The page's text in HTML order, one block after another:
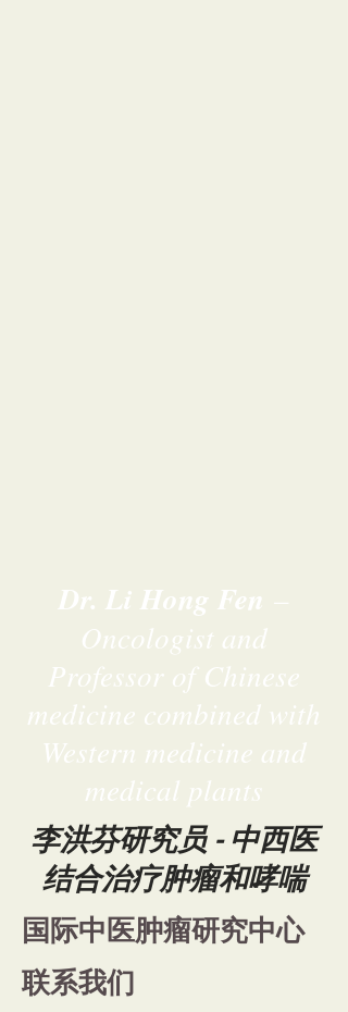
Dr. Li Hong Fen –
Oncologist and
Professor of Chinese
medicine combined with
Western medicine and
medical plants
李洪芬研究员 - 中西医
结合治疗肿瘤和哮喘
国际中医肿瘤研究中心
联系我们